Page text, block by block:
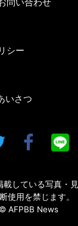
シー
いさつ
載している写真・
使用を禁じます。
© AFPBB News